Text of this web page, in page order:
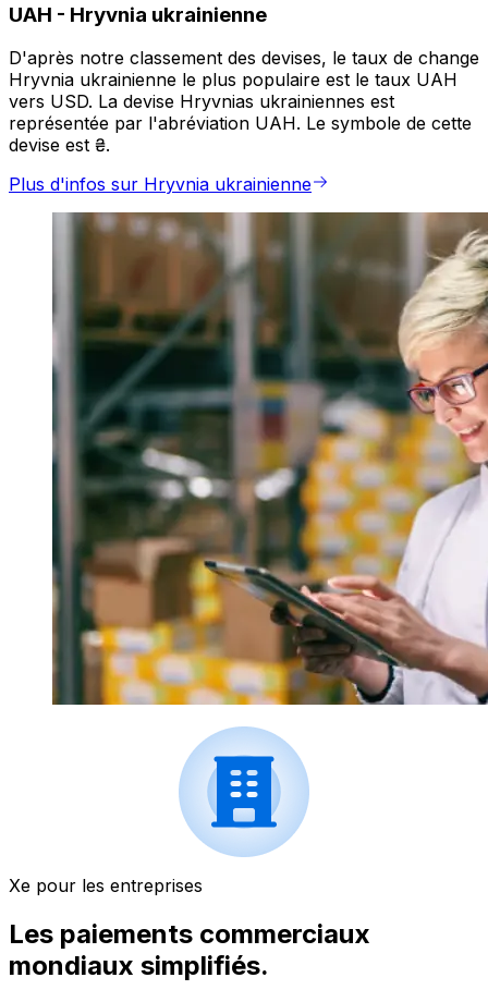
UAH - Hryvnia ukrainienne
D'après notre classement des devises, le taux de change
Hryvnia ukrainienne le plus populaire est le taux UAH
vers USD. La devise Hryvnias ukrainiennes est
représentée par l'abréviation UAH. Le symbole de cette
devise est ₴.
Plus d'infos sur Hryvnia ukrainienne
Xe pour les entreprises
Les paiements commerciaux
mondiaux simplifiés.